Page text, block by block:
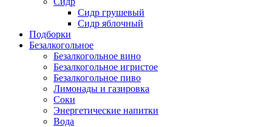
Сидр грушевый
Сидр яблочный
Подборки
Безалкогольное
Безалкогольное вино
Безалкогольное игристое
Безалкогольное пиво
Лимонады и газировка
Соки
Энергетические напитки
Вода